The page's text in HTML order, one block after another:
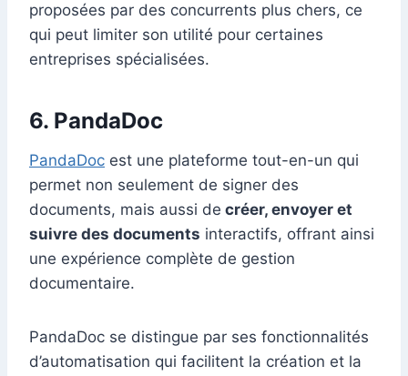
proposées par des concurrents plus chers, ce
qui peut limiter son utilité pour certaines
entreprises spécialisées.
6. PandaDoc
PandaDoc est une plateforme tout-en-un qui
permet non seulement de signer des
documents, mais aussi de créer, envoyer et
suivre des documents interactifs, offrant ainsi
une expérience complète de gestion
documentaire.
PandaDoc se distingue par ses fonctionnalités
d’automatisation qui facilitent la création et la